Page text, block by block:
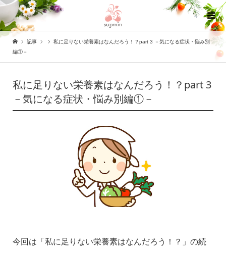
記事
私に足りない栄養素はなんだろう！？part 3 －気になる症状・悩み別
編①－
私に足りない栄養素はなんだろう！？part 3
－気になる症状・悩み別編①－
今回は「私に足りない栄養素はなんだろう！？」の続